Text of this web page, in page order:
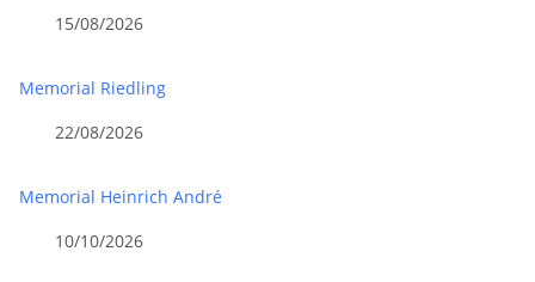
15/08/2026
Memorial Riedling
22/08/2026
Memorial Heinrich André
10/10/2026